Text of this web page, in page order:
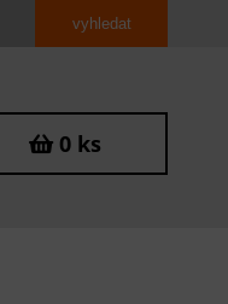
0 ks